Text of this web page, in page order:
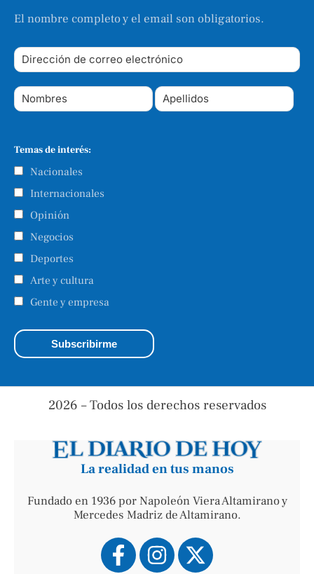
El nombre completo y el email son obligatorios.
Temas de interés:
Nacionales
Internacionales
Opinión
Negocios
Deportes
Arte y cultura
Gente y empresa
2026 – Todos los derechos reservados
La realidad en tus manos
Fundado en 1936 por Napoleón Viera Altamirano y
Mercedes Madriz de Altamirano.